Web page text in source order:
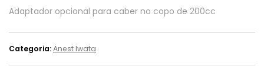
Adaptador opcional para caber no copo de 200cc
Categoria:Anest Iwata